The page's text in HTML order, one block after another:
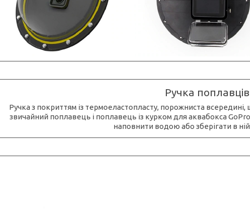
Ручка поплавців
Ручка з покриттям із термоеластопласту, порожниста
звичайний поплавець і поплавець із курком для аквабокса
наповнити водою або зберігати в ній